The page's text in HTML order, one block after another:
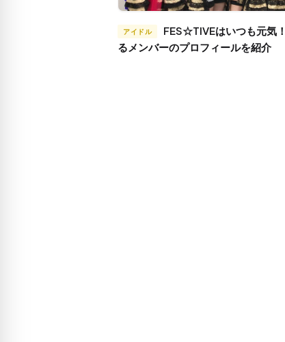
アイドル
るメンバーのプロフィールを紹介